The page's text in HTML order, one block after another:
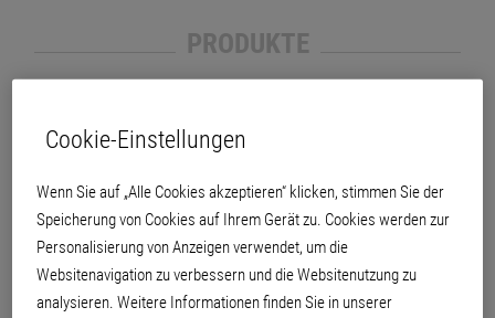
PRODUKTE
Spannungsprüfer 3027 Latthammer 1167
Cookie-Einstellungen
Wenn Sie auf „Alle Cookies akzeptieren“ klicken, stimmen Sie der
Speicherung von Cookies auf Ihrem Gerät zu. Cookies werden zur
Personalisierung von Anzeigen verwendet, um die
Websitenavigation zu verbessern und die Websitenutzung zu
analysieren. Weitere Informationen finden Sie in unserer